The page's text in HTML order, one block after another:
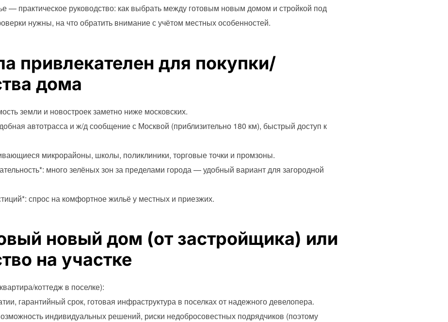
— практическое руководство: как выбрать между готовым новым домом и стройкой под
нужны, на что обратить внимание с учётом местных особенностей.
привлекателен для покупки/
дома
земли и новостроек заметно ниже московских.
автотрасса и ж/д сообщение с Москвой (приблизительно 180 км), быстрый доступ к
микрорайоны, школы, поликлиники, торговые точки и промзоны.
много зелёных зон за пределами города — удобный вариант для загородной
спрос на комфортное жильё у местных и приезжих.
новый дом (от застройщика) или
на участке
коттедж в поселке):
гарантийный срок, готовая инфраструктура в поселках от надежного девелопера.
индивидуальных решений, риски недобросовестных подрядчиков (поэтому